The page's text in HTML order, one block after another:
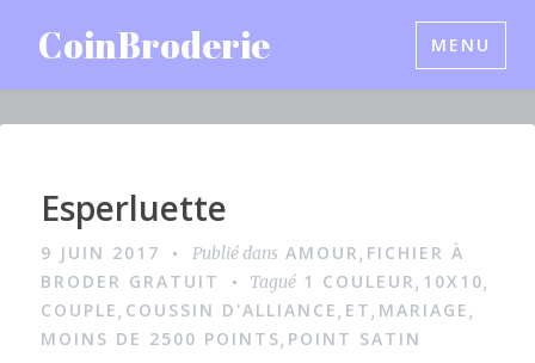
contenu
principal
CoinBroderie MENU
I
a
g
e
Esperluette
9 JUIN 2017 Publié dans AMOUR, FICHIER À
BRODER GRATUIT
Tagué 1 COULEUR, 10X10,
COUPLE, COUSSIN D'ALLIANCE, ET, MARIAGE,
MOINS DE 2500 POINTS, POINT SATIN